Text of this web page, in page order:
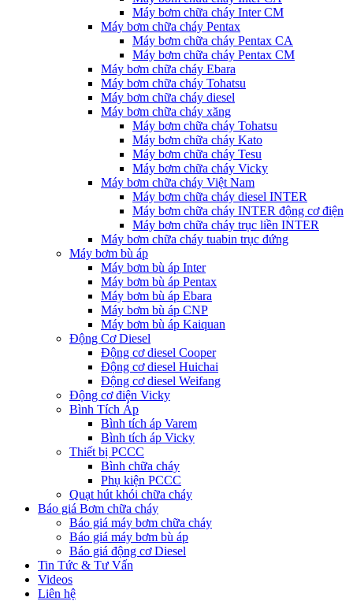
Máy bơm chữa cháy Inter CM
Máy bơm chữa cháy Pentax
Máy bơm chữa cháy Pentax CA
Máy bơm chữa cháy Pentax CM
Máy bơm chữa cháy Ebara
Máy bơm chữa cháy Tohatsu
Máy bơm chữa cháy diesel
Máy bơm chữa cháy xăng
Máy bơm chữa cháy Tohatsu
Máy bơm chữa cháy Kato
Máy bơm chữa cháy Tesu
Máy bơm chữa cháy Vicky
Máy bơm chữa cháy Việt Nam
Máy bơm chữa cháy diesel INTER
Máy bơm chữa cháy INTER động cơ điện
Máy bơm chữa cháy trục liền INTER
Máy bơm chữa cháy tuabin trục đứng
Máy bơm bù áp
Máy bơm bù áp Inter
Máy bơm bù áp Pentax
Máy bơm bù áp Ebara
Máy bơm bù áp CNP
Máy bơm bù áp Kaiquan
Động Cơ Diesel
Động cơ diesel Cooper
Động cơ diesel Huichai
Động cơ diesel Weifang
Động cơ điện Vicky
Bình Tích Áp
Bình tích áp Varem
Bình tích áp Vicky
Thiết bị PCCC
Bình chữa cháy
Phụ kiện PCCC
Quạt hút khói chữa cháy
Báo giá Bơm chữa cháy
Báo giá máy bơm chữa cháy
Báo giá máy bơm bù áp
Báo giá động cơ Diesel
Tin Tức & Tư Vấn
Videos
Liên hệ